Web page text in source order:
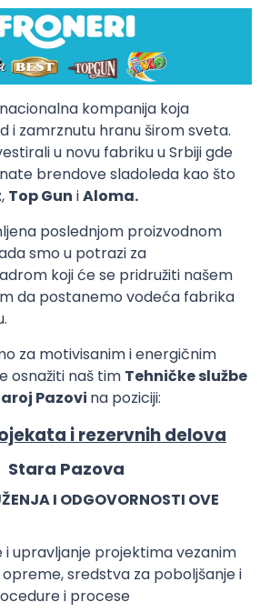
kompanija koja
i zamrznutu hranu širom sveta.
u novu fabriku u Srbiji gde
brendove sladoleda kao što
, Top Gun iAloma.
poslednjom proizvodnom
smo u potrazi za
koji će se pridružiti našem
da postanemo vodeća fabrika
za motivisanim i energičnim
osnažiti naš tim Tehničke službe
Pazovi na poziciji:
i rezervnih delova
Stara Pazova
I ODGOVORNOSTI OVE
i upravljanje projektima vezanim
opreme, sredstva za poboljšanje i
i procese